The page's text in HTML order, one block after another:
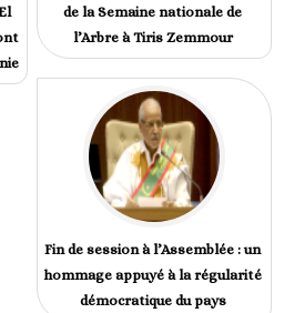
de la Semaine nationale de
l’Arbre à Tiris Zemmour
Fin de session à l’Assemblée : un
hommage appuyé à la régularité
démocratique du pays